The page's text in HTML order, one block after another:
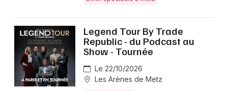
Legend Tour By Trade
Republic - du Podcast au
Show - Tournée
Le 22/10/2026
Les Arènes de Metz